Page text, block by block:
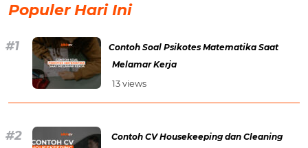
Populer Hari Ini
Contoh Soal Psikotes Matematika Saat
Melamar Kerja
13 views
Contoh CV Housekeeping dan Cleaning